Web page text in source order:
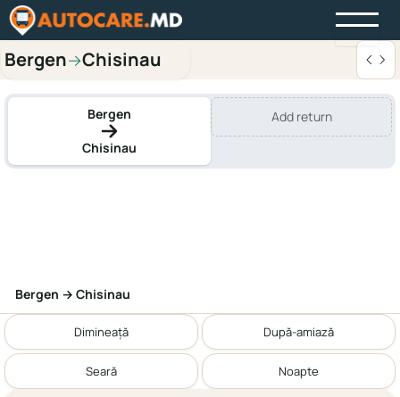
Bergen→Chisinau
Bergen
Chisinau
Add return
Bergen → Chisinau
Dimineață După-amiază
Seară Noapte